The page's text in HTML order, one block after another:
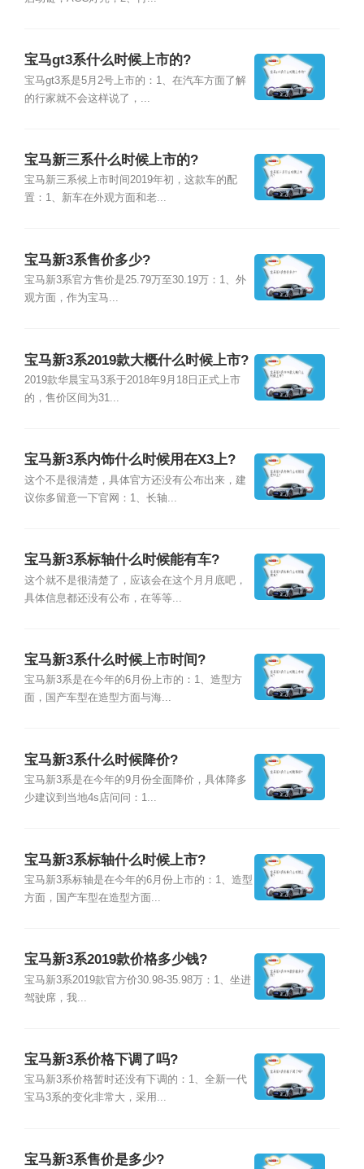
宝马gt3系什么时候上市的?
宝马gt3系是5月2号上市的：1、在汽车方面了解
的行家就不会这样说了，...
宝马新三系什么时候上市的?
宝马新三系候上市时间2019年初，这款车的配
置：1、新车在外观方面和老...
宝马新3系售价多少?
宝马新3系官方售价是25.79万至30.19万：1、外
观方面，作为宝马...
宝马新3系2019款大概什么时候上市?
2019款华晨宝马3系于2018年9月18日正式上市
的，售价区间为31...
宝马新3系内饰什么时候用在X3上?
这个不是很清楚，具体官方还没有公布出来，建
议你多留意一下官网：1、长轴...
宝马新3系标轴什么时候能有车?
这个就不是很清楚了，应该会在这个月月底吧，
具体信息都还没有公布，在等等...
宝马新3系什么时候上市时间?
宝马新3系是在今年的6月份上市的：1、造型方
面，国产车型在造型方面与海...
宝马新3系什么时候降价?
宝马新3系是在今年的9月份全面降价，具体降多
少建议到当地4s店问问：1...
宝马新3系标轴什么时候上市?
宝马新3系标轴是在今年的6月份上市的：1、造型
方面，国产车型在造型方面...
宝马新3系2019款价格多少钱?
宝马新3系2019款官方价30.98-35.98万：1、坐进
驾驶席，我...
宝马新3系价格下调了吗?
宝马新3系价格暂时还没有下调的：1、全新一代
宝马3系的变化非常大，采用...
宝马新3系售价是多少?